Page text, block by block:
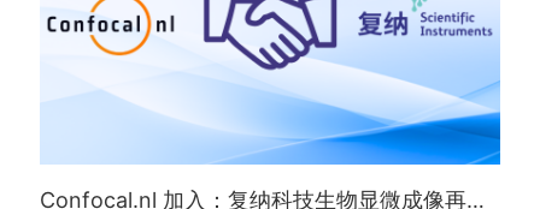
Confocal.nl 加入：复纳科技生物显微成像再添“成像利器”